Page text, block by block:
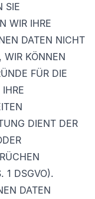
SIE
WIR IHRE
DATEN NICHT
WIR KÖNNEN
FÜR DIE
DIENT DER
1 DSGVO).
DATEN